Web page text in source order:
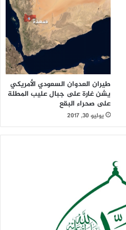
طيران العدوان السعودي الأمريكي
يشن غارة على جبال عليب المطلة
على صحراء البقع
يوليو 30, 2017